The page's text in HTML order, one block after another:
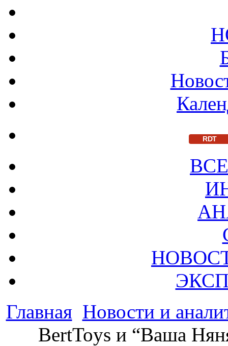
RDT
Главная Новости и
BertToys и “Ваша